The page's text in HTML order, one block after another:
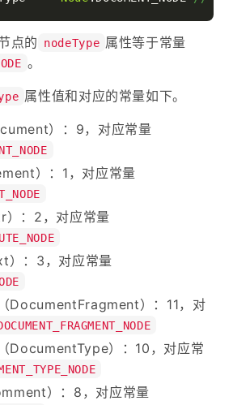
点的 nodeType 属性等于常量
。
属性值和对应的常量如下。
）：9，对应常量
）：1，对应常量
）：2，对应常量
）：3，对应常量
DocumentFragment）：11，对
DocumentType）：10，对应常
）：8，对应常量